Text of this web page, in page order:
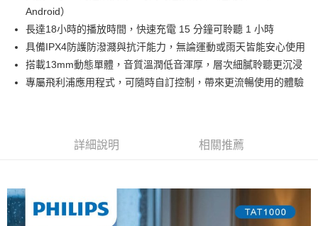
元大商業銀行
玉山商業銀行
星展（台灣）商業銀行
台灣樂天信用卡公司
ATM付款
運送方式
付款後全家取貨
宅配
Android）
長達18小時的播放時間，快速充電 15 分鐘可聆聽 1 小時
具備IPX4防護防潑濺與抗汗能力，無論運動或雨天皆能安心使用
搭載13mm動態單體，音質溫潤低音渾厚，層次細膩聆聽更沉浸
專屬飛利浦應用程式，可隨時自訂控制，帶來更流暢使用的體驗
詳細說明 相關推薦